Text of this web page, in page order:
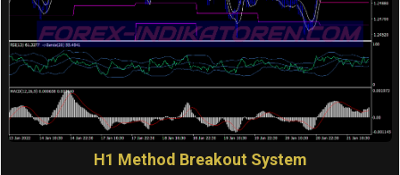
H1 Method Breakout System